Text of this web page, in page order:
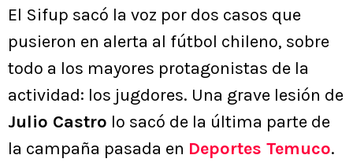
El Sifup sacó la voz por dos casos que
pusieron en alerta al fútbol chileno, sobre
todo a los mayores protagonistas de la
actividad: los jugdores. Una grave lesión de
Julio Castro lo sacó de la última parte de
la campaña pasada en Deportes Temuco.